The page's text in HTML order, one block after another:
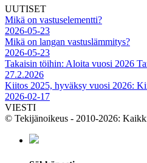
UUTISET
Mikä on vastuselementti?
2026-05-23
Mikä on langan vastuslämmitys?
2026-05-23
Takaisin töihin: Aloita vuosi 2026
27.2.2026
Kiitos 2025, hyväksy vuosi 2026:
2026-02-17
VIESTI
© Tekijänoikeus - 2010-2026: